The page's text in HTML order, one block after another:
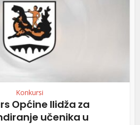
Konkursi
Općine Ilidža za
učenika u